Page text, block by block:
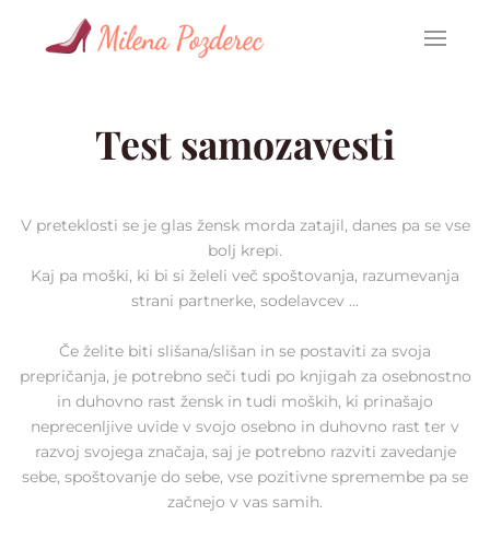
Skoči na vsebino
Test samozavesti
V preteklosti se je glas žensk morda zatajil, danes pa se vse
bolj krepi.
Kaj pa moški, ki bi si želeli več spoštovanja, razumevanja
strani partnerke, sodelavcev ...
Če želite biti slišana/slišan in se postaviti za svoja
prepričanja, je potrebno seči tudi po knjigah za osebnostno
in duhovno rast žensk in tudi moških, ki prinašajo
neprecenljive uvide v svojo osebno in duhovno rast ter v
razvoj svojega značaja, saj je potrebno razviti zavedanje
sebe, spoštovanje do sebe, vse pozitivne spremembe pa se
začnejo v vas samih.